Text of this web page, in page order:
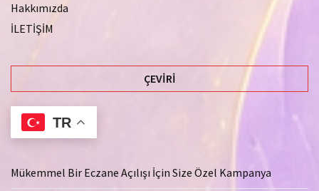
Hakkımızda
İLETİŞİM
ÇEVIRI
TR
Mükemmel Bir Eczane Açılışı İçin Size Özel Kampanya